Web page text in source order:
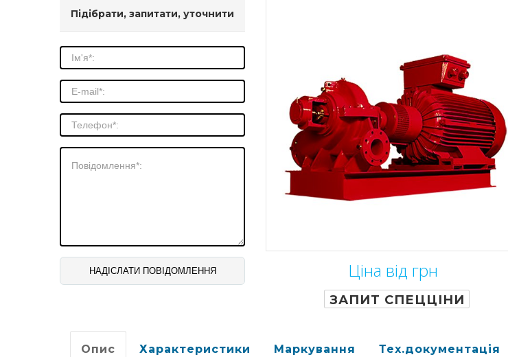
Підібрати, запитати, уточнити
Ціна від грн
ЗАПИТ СПЕЦЦІНИ
Опис Характеристики Маркування Тех.документація